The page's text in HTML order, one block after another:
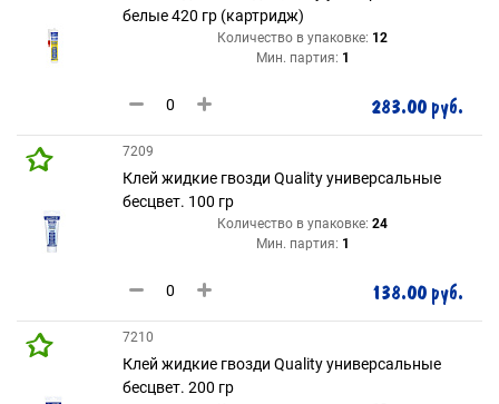
белые 420 гр (картридж)
Количество в упаковке: 12
Мин. партия: 1
283.00 руб.
7209
Клей жидкие гвозди Quality универсальные
бесцвет. 100 гр
Количество в упаковке: 24
Мин. партия: 1
138.00 руб.
7210
Клей жидкие гвозди Quality универсальные
бесцвет. 200 гр